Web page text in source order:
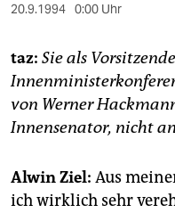
berlin
nord
verlag
20.9.1994 0:00 Uhr
taz: Sie als
von Werner
Innensenator, nicht
Alwin Ziel: Aus
ich wirklich sehr